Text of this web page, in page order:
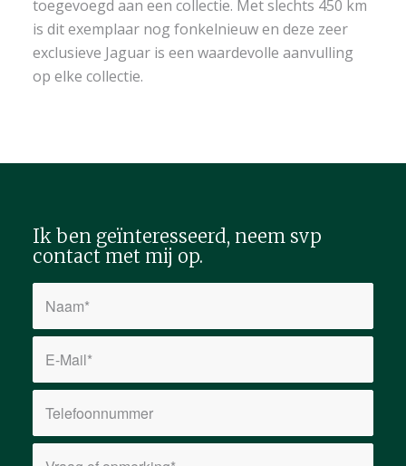
toegevoegd aan een collectie. Met slechts 450 km
is dit exemplaar nog fonkelnieuw en deze zeer
exclusieve Jaguar is een waardevolle aanvulling
op elke collectie.
Ik ben geïnteresseerd, neem svp
contact met mij op.